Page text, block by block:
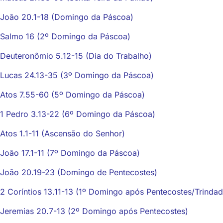
João 20.1-18 (Domingo da Páscoa)
Salmo 16 (2º Domingo da Páscoa)
Deuteronômio 5.12-15 (Dia do Trabalho)
Lucas 24.13-35 (3º Domingo da Páscoa)
Atos 7.55-60 (5º Domingo da Páscoa)
1 Pedro 3.13-22 (6º Domingo da Páscoa)
Atos 1.1-11 (Ascensão do Senhor)
João 17.1-11 (7º Domingo da Páscoa)
João 20.19-23 (Domingo de Pentecostes)
2 Coríntios 13.11-13 (1º Domingo após Pentecostes/
Jeremias 20.7-13 (2º Domingo após Pentecostes)